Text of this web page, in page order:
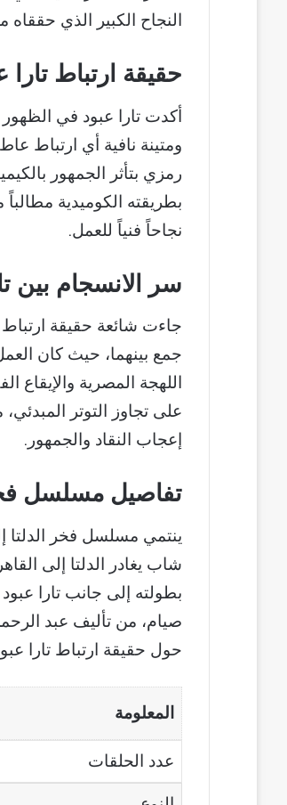
النجاح الكبير الذي
حقيقة ارتباط
أكدت تارا عبود في
ومتينة نافية أي ارتباط
رمزي بتأثر الجمهور
بطريقته الكوميدية
نجاحاً فنياً للعمل.
سر الانسجام بين
جاءت شائعة حقيقة ارتباط
جمع بينهما، حيث كان
اللهجة المصرية
على تجاوز التوتر المبدئي،
إعجاب النقاد والجمهور.
تفاصيل مسلسل
شاب يغادر الدلتا إلى
بطولته إلى جانب تارا
صيام، من تأليف عبد
حول حقيقة ارتباط تارا
المعلومة
عدد الحلقات